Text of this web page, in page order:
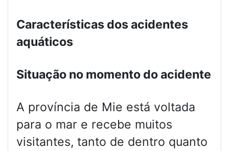
Características dos acidentes
aquáticos
Situação no momento do acidente
A província de Mie está voltada
para o mar e recebe muitos
visitantes, tanto de dentro quanto